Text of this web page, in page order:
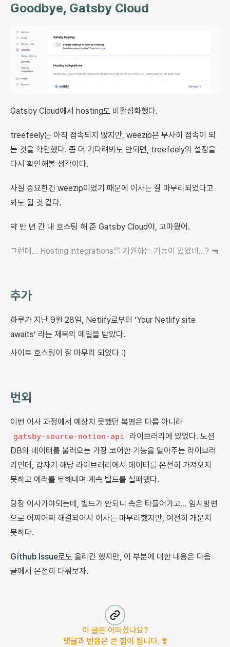
Goodbye, Gatsby Cloud
Gatsby Cloud에서 hosting도 비활성화했다.
treefeely는 아직 접속되지 않지만, weezip은 무사히 접속이 되
는 것을 확인했다. 좀 더 기다려봐도 안되면, treefeely의 설정을
다시 확인해볼 생각이다.
사실 중요한건 weezip이었기 때문에 이사는 잘 마무리되었다고
봐도 될 것 같다.
약 반 년 간 내 호스팅 해 준 Gatsby Cloud야, 고마웠어.
그런데… Hosting integrations를 지원하는 기능이 있었네…? 🔫
추가
하루가 지난 9월 28일, Netlify로부터 ‘Your Netlify site
awaits’ 라는 제목의 메일을 받았다.
사이트 호스팅이 잘 마무리 되었다 :)
번외
이번 이사 과정에서 예상치 못했던 복병은 다름 아니라
gatsby-source-notion-api
라이브러리에 있었다. 노션
DB의 데이터를 불러오는 가장 코어한 기능을 맡아주는 라이브러
리인데, 갑자기 해당 라이브러리에서 데이터를 온전히 가져오지
못하고 에러를 토해내며 계속 빌드를 실패했다.
당장 이사가야되는데, 빌드가 안되니 속은 타들어가고… 임시방편
으로 어찌어찌 해결되어서 이사는 마무리했지만, 여전히 개운치
못하다.
Github Issue로도 올리긴 했지만, 이 부분에 대한 내용은 다음
글에서 온전히 다뤄보자.
이 글은 어떠셨나요?
댓글과 반응은 큰 힘이 됩니다. ❣️